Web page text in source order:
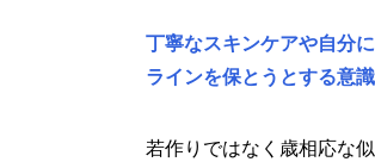
丁寧なスキンケアや自分
ラインを保とうとする意識
若作りではなく歳相応な